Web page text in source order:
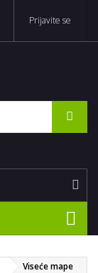
Prijavite se
Viseće mape